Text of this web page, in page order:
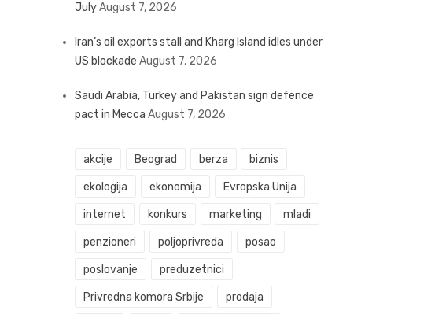
JulyAugust 7, 2026
Iran’s oil exports stall and Kharg Island idles under
US blockade August 7, 2026
Saudi Arabia, Turkey and Pakistan sign defence
pact in Mecca August 7, 2026
akcije Beograd berza biznis
ekologija ekonomija Evropska Unija
internet konkurs marketing mladi
penzioneri poljoprivreda posao
poslovanje preduzetnici
Privredna komora Srbije prodaja